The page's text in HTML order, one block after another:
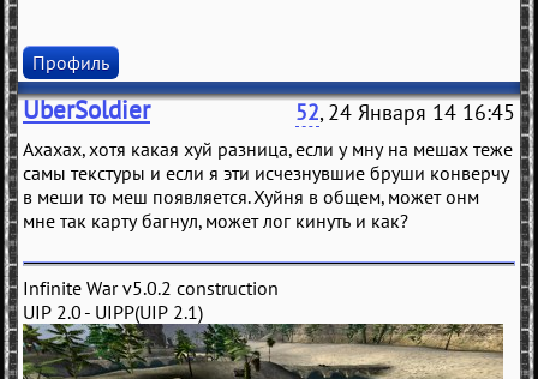
Профиль
UberSoldier 52, 24 Января 14 16:45
Ахахах, хотя какая хуй разница, если у мну на мешах теже
самы текстуры и если я эти исчезнувшие бруши конверчу
в меши то меш появляется. Хуйня в общем, может онм
мне так карту багнул, может лог кинуть и как?
Infinite War v5.0.2 construction
UIP 2.0 - UIPP(UIP 2.1)